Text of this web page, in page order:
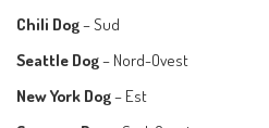
Chili Dog– Sud
Seattle Dog– Nord-Ovest
New York Dog– Est